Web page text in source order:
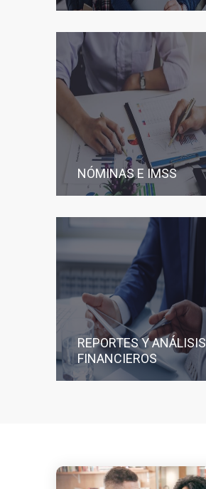
NÓMINAS E IMSS
REPORTES Y ANÁLISIS
FINANCIEROS